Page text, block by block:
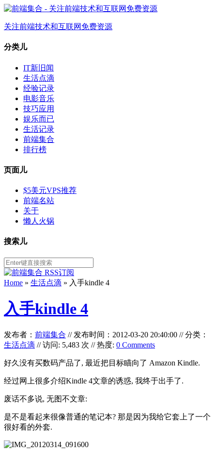
关注前端技术和互联网免费资源
分类儿
IT新旧闻
生活点滴
经验记录
电影音乐
技巧应用
娱乐而已
生活记录
前端集合
排行榜
页面儿
$5美元VPS推荐
前端名站
关于
懒人火锅
搜索儿
Home » 生活点滴 » 入手kindle 4
入手kindle 4
发布者： 前端集合 //发布时间：2012-03-20 20:40:00 //分类：
生活点滴 // 访问: 5,483 次 // 热度: 0 Comments
好久没有买数码产品了, 最近把目标瞄向了 Amazon Kindle.
经过网上很多介绍Kindle 4文章的诱惑, 我终于出手了.
废话不多说, 无图不文章:
是不是看起来很像普通的笔记本? 那是因为我给它套上了一个
很好看的外套.